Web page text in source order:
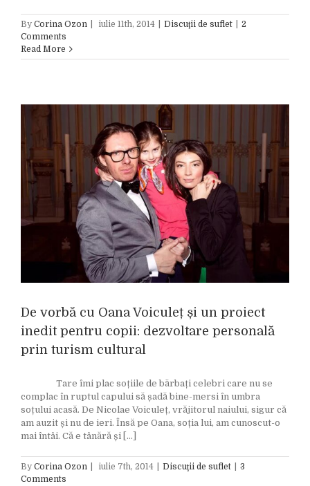
By Corina Ozon iulie 11th, 2014 Discuţii de suflet
2
Comments
Read More
De vorbă cu Oana Voiculeț și un proiect
inedit pentru copii: dezvoltare personală
prin turism cultural
Tare îmi plac soțiile de bărbați celebri care nu se
complac în ruptul capului să șadă bine-mersi în umbra
soțului acasă. De Nicolae Voiculeț, vrăjitorul naiului, sigur că
am auzit și nu de ieri. Însă pe Oana, soția lui, am cunoscut-o
mai întâi. Că e tânără și [...]
By Corina Ozon iulie 7th, 2014 Discuţii de suflet
3
Comments